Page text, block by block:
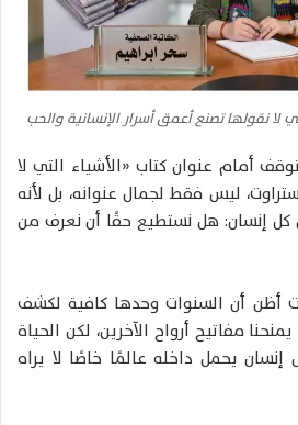
لا نقولها تصنع أعمق أسرار الإنسانية والحب
أمام عنوان كتاب «الأشياء التي لا
ستراوت، ليس فقط لجمال عنوانه، بل لأنه
إنسان: هل نستطيع حقًا أن نعرف من
أظن أن السنوات وحدها كافية لكشف
مفاتيح أرواح الآخرين، لكن الحياة
يحمل داخله عالمًا خاصًا لا يراه